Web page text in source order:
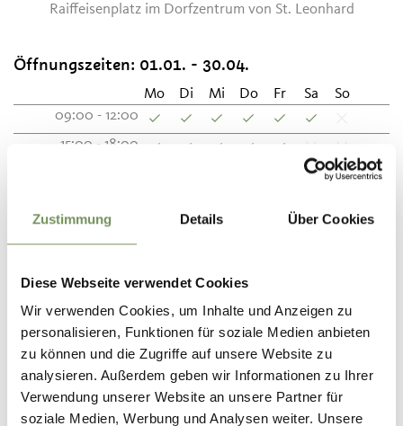
Zustimmung Details Über Cookies
Diese Webseite verwendet Cookies
Wir verwenden Cookies, um Inhalte und Anzeigen zu
personalisieren, Funktionen für soziale Medien anbieten
zu können und die Zugriffe auf unsere Website zu
analysieren. Außerdem geben wir Informationen zu Ihrer
Verwendung unserer Website an unsere Partner für
soziale Medien, Werbung und Analysen weiter. Unsere
Raiffeisenplatz im Dorfzentrum von St. Leonhard
Öffnungszeiten: 01.01. - 30.04.
Mo Di Mi Do Fr Sa
So
09:00 - 12:00
15:00 - 18:00
15:00 - 18:00
Öffnungszeiten: 01.10. - 31.12.
Mo Di Mi Do Fr Sa
So
09:00 - 12:00